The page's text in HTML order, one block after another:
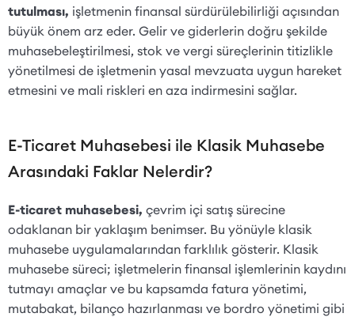
tutulması, işletmenin finansal sürdürülebilirliği açısından
büyük önem arz eder. Gelir ve giderlerin doğru şekilde
muhasebeleştirilmesi, stok ve vergi süreçlerinin titizlikle
yönetilmesi de işletmenin yasal mevzuata uygun hareket
etmesini ve mali riskleri en aza indirmesini sağlar.
E-Ticaret Muhasebesi ile Klasik Muhasebe
Arasındaki Faklar Nelerdir?
E-ticaret muhasebesi, çevrim içi satış sürecine
odaklanan bir yaklaşım benimser. Bu yönüyle klasik
muhasebe uygulamalarından farklılık gösterir. Klasik
muhasebe süreci; işletmelerin finansal işlemlerinin kaydını
tutmayı amaçlar ve bu kapsamda fatura yönetimi,
mutabakat, bilanço hazırlanması ve bordro yönetimi gibi